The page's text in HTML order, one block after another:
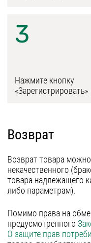
3
Нажмите кнопку
«Зарегистрировать»
Возврат
Возврат товара
некачественного
товара надлежащего
либо параметрам).
Помимо права на
предусмотренного
О защите прав